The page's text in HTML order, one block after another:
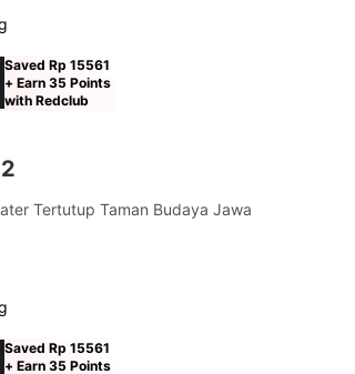
Saved Rp 15561
+ Earn 35 Points
with Redclub
Tertutup Taman Budaya Jawa
Saved Rp 15561
+ Earn 35 Points